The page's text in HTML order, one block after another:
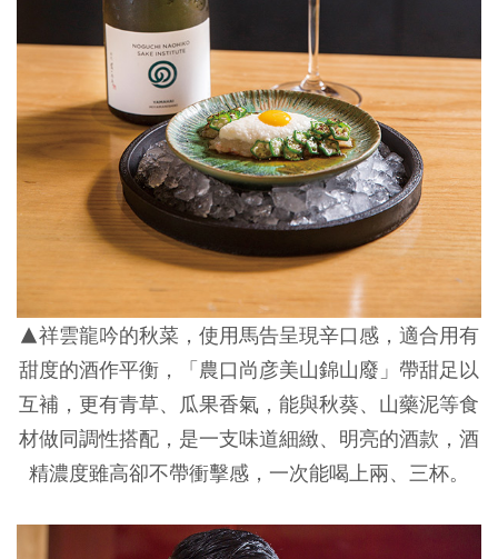
▲祥雲龍吟的秋菜，使用馬告呈現辛口感，適合用有
甜度的酒作平衡，「農口尚彦美山錦山廢」帶甜足以
互補，更有青草、瓜果香氣，能與秋葵、山藥泥等食
材做同調性搭配，是一支味道細緻、明亮的酒款，酒
精濃度雖高卻不帶衝擊感，一次能喝上兩、三杯。